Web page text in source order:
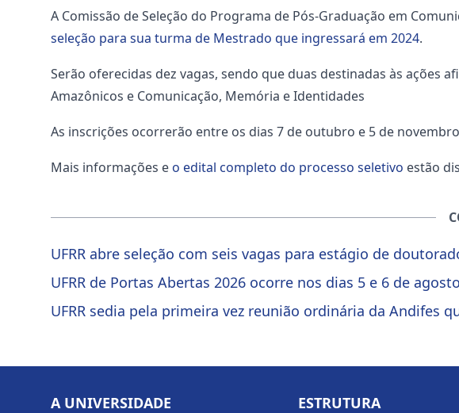
A Comissão de Seleção do Programa de Pós-Graduação em
seleção para sua turma de Mestrado que ingressará em 2024.
Serão oferecidas dez vagas, sendo que duas destinadas às ações
Amazônicos e Comunicação, Memória e Identidades
As inscrições ocorrerão entre os dias 7 de outubro e 5 de
Mais informações e o edital completo do processo seletivo estão
UFRR abre seleção com seis vagas para estágio de
UFRR de Portas Abertas 2026 ocorre nos dias 5 e 6 de agosto
UFRR sedia pela primeira vez reunião ordinária da Andifes
A UNIVERSIDADE ESTRUTURA